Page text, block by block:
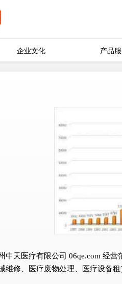
企业文化 产品
中天医疗有限公司 06qe.com 经
维修、医疗废物处理、医疗设备